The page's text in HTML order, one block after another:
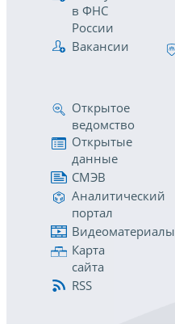
в ФНС
России
Вакансии
Открытое
ведомство
Открытые
данные
СМЭВ
Аналитический
портал
Видеоматериалы
Карта
сайта
RSS